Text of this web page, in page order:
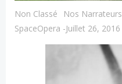
Non Classé
Nos Narrateurs
SpaceOpera -Juillet 26, 2016